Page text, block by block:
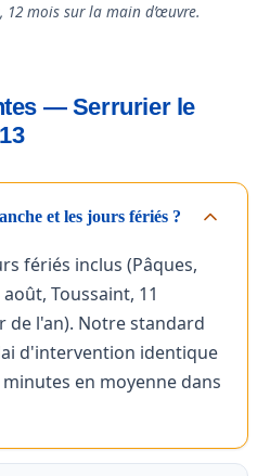
12 mois sur la main d’œuvre.
— Serrurier le
et les jours fériés ?
fériés inclus (Pâques,
Toussaint, 11
de l'an). Notre standard
d'intervention identique
en moyenne dans